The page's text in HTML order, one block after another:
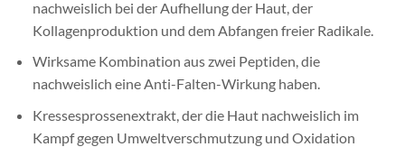
nachweislich bei der Aufhellung der Haut, der
Kollagenproduktion und dem Abfangen freier Radikale.
Wirksame Kombination aus zwei Peptiden, die
nachweislich eine Anti-Falten-Wirkung haben.
Kressesprossenextrakt, der die Haut nachweislich im
Kampf gegen Umweltverschmutzung und Oxidation